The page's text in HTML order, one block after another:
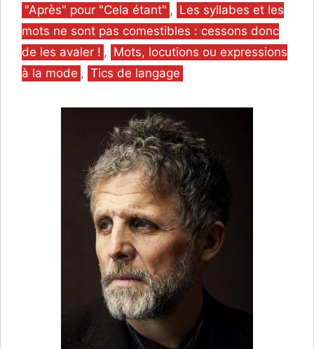
Catégories
"Après" pour "Cela étant" , Les syllabes et les
mots ne sont pas comestibles : cessons donc
de les avaler ! , Mots, locutions ou expressions
à la mode , Tics de langage